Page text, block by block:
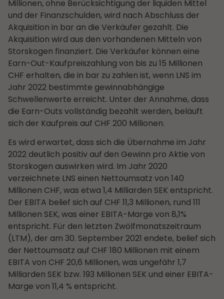
Millionen, ohne Berücksichtigung der liquiden Mittel
und der Finanzschulden, wird nach Abschluss der
Akquisition in bar an die Verkäufer gezahlt. Die
Akquisition wird aus den vorhandenen Mitteln von
Storskogen finanziert. Die Verkäufer können eine
Earn-Out-Kaufpreiszahlung von bis zu 15 Millionen
CHF erhalten, die in bar zu zahlen ist, wenn LNS im
Jahr 2022 bestimmte gewinnabhängige
Schwellenwerte erreicht. Unter der Annahme, dass
die Earn-Outs vollständig bezahlt werden, beläuft
sich der Kaufpreis auf CHF 200 Millionen.
Es wird erwartet, dass sich die Übernahme im Jahr
2022 deutlich positiv auf den Gewinn pro Aktie von
Storskogen auswirken wird. Im Jahr 2020
verzeichnete LNS einen Nettoumsatz von 140
Millionen CHF, was etwa 1,4 Milliarden SEK entspricht.
Der EBITA belief sich auf CHF 11,3 Millionen, rund 111
Millionen SEK, was einer EBITA-Marge von 8,1%
entspricht. Für den letzten Zwölfmonatszeitraum
(LTM), der am 30. September 2021 endete, belief sich
der Nettoumsatz auf CHF 180 Millionen mit einem
EBITA von CHF 20,6 Millionen, was ungefähr 1,7
Milliarden SEK bzw. 193 Millionen SEK und einer EBITA-
Marge von 11,4 % entspricht.